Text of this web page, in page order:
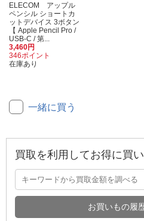
ELECOM アップル
ペンシル ショートカ
ットデバイス 3ボタン
【 Apple Pencil Pro /
USB-C / 第...
3,460円
346ポイント
在庫あり
一緒に買う
買取を利用してお得に買い
お買いもの履